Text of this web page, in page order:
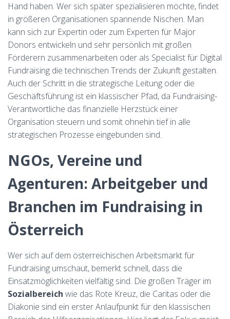
Hand haben. Wer sich später spezialisieren möchte, findet
in größeren Organisationen spannende Nischen. Man
kann sich zur Expertin oder zum Experten für Major
Donors entwickeln und sehr persönlich mit großen
Förderern zusammenarbeiten oder als Specialist für Digital
Fundraising die technischen Trends der Zukunft gestalten.
Auch der Schritt in die strategische Leitung oder die
Geschäftsführung ist ein klassischer Pfad, da Fundraising-
Verantwortliche das finanzielle Herzstück einer
Organisation steuern und somit ohnehin tief in alle
strategischen Prozesse eingebunden sind.
NGOs, Vereine und
Agenturen: Arbeitgeber und
Branchen im Fundraising in
Österreich
Wer sich auf dem österreichischen Arbeitsmarkt für
Fundraising umschaut, bemerkt schnell, dass die
Einsatzmöglichkeiten vielfältig sind. Die großen Träger im
Sozialbereich wie das Rote Kreuz, die Caritas oder die
Diakonie sind ein erster Anlaufpunkt für den klassischen